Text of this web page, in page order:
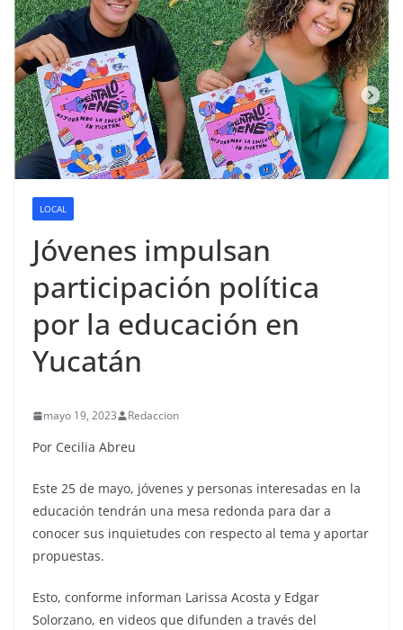
LOCAL
Jóvenes impulsan
participación política
por la educación en
Yucatán
mayo 19, 2023 Redaccion
Por Cecilia Abreu
Este 25 de mayo, jóvenes y personas interesadas en la
educación tendrán una mesa redonda para dar a
conocer sus inquietudes con respecto al tema y aportar
propuestas.
Esto, conforme informan Larissa Acosta y Edgar
Solorzano, en videos que difunden a través del